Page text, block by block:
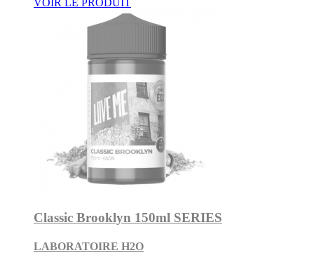
Classic Brooklyn 150ml SERIES
LABORATOIRE H2O